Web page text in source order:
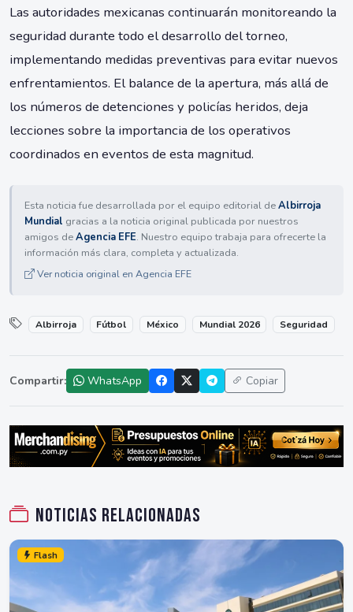
Las autoridades mexicanas continuarán monitoreando la
seguridad durante todo el desarrollo del torneo,
implementando medidas preventivas para evitar nuevos
enfrentamientos. El balance de la apertura, más allá de
los números de detenciones y policías heridos, deja
lecciones sobre la importancia de los operativos
coordinados en eventos de esta magnitud.
Esta noticia fue desarrollada por el equipo editorial deAlbirroja
Mundial gracias a la noticia original publicada por nuestros
amigos deAgencia EFE. Nuestro equipo trabaja para ofrecerte la
información más clara, completa y actualizada.
Ver noticia original en Agencia EFE
Albirroja Fútbol México Mundial 2026 Seguridad
Compartir: WhatsApp Copiar
Noticias relacionadas
Flash